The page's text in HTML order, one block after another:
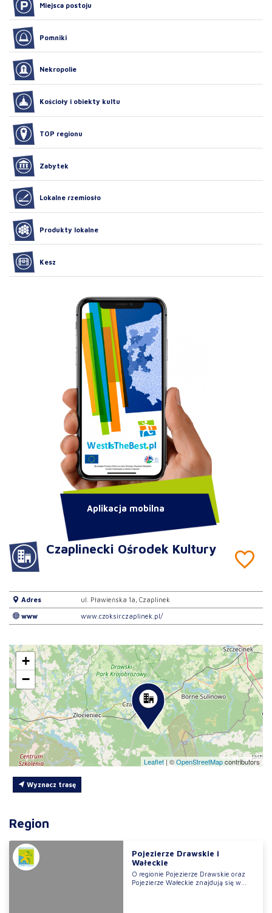
Czaplinecki Ośrodek Kultury
Adres ul. Pławieńska 1a, Czaplinek
www www.czoksir.czaplinek.pl/
+
−
Leaflet | ©OpenStreetMapcontributors
Wyznacz trasę
Region
Pojezierze Drawskie i
Wałeckie
O regionie Pojezierze Drawskie oraz
Pojezierze Wałeckie znajdują się w...
Miejsca postoju
Pomniki
Nekropolie
Kościoły i obiekty kultu
TOP regionu
Zabytek
Lokalne rzemiosło
Produkty lokalne
Kesz
Aplikacja mobilna